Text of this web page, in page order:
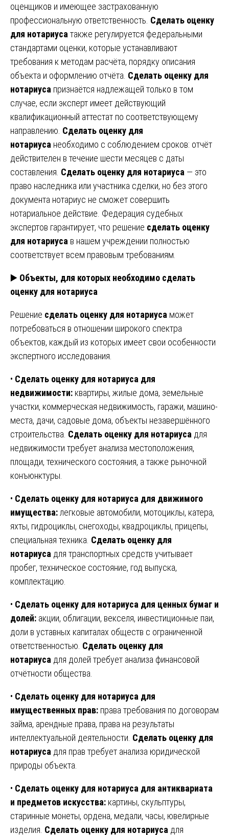
оценщиков и имеющее застрахованную
профессиональную ответственность. Сделать оценку
для нотариуса также регулируется федеральными
стандартами оценки, которые устанавливают
требования к методам расчёта, порядку описания
объекта и оформлению отчёта. Сделать оценку для
нотариуса признаётся надлежащей только в том
случае, если эксперт имеет действующий
квалификационный аттестат по соответствующему
направлению. Сделать оценку для
нотариуса необходимо с соблюдением сроков: отчёт
действителен в течение шести месяцев с даты
составления. Сделать оценку для нотариуса — это
право наследника или участника сделки, но без этого
документа нотариус не сможет совершить
нотариальное действие. Федерация судебных
экспертов гарантирует, что решение сделать оценку
для нотариуса в нашем учреждении полностью
соответствует всем правовым требованиям.
▶️ Объекты, для которых необходимо сделать
оценку для нотариуса
Решение сделать оценку для нотариуса может
потребоваться в отношении широкого спектра
объектов, каждый из которых имеет свои особенности
экспертного исследования.
• Сделать оценку для нотариуса для
недвижимости: квартиры, жилые дома, земельные
участки, коммерческая недвижимость, гаражи, машино-
места, дачи, садовые дома, объекты незавершённого
строительства. Сделать оценку для нотариуса для
недвижимости требует анализа местоположения,
площади, технического состояния, а также рыночной
конъюнктуры.
• Сделать оценку для нотариуса для движимого
имущества: легковые автомобили, мотоциклы, катера,
яхты, гидроциклы, снегоходы, квадроциклы, прицепы,
специальная техника. Сделать оценку для
нотариуса для транспортных средств учитывает
пробег, техническое состояние, год выпуска,
комплектацию.
• Сделать оценку для нотариуса для ценных бумаг и
долей: акции, облигации, векселя, инвестиционные паи,
доли в уставных капиталах обществ с ограниченной
ответственностью. Сделать оценку для
нотариуса для долей требует анализа финансовой
отчётности общества.
• Сделать оценку для нотариуса для
имущественных прав: права требования по договорам
займа, арендные права, права на результаты
интеллектуальной деятельности. Сделать оценку для
нотариуса для прав требует анализа юридической
природы объекта.
• Сделать оценку для нотариуса для антиквариата
и предметов искусства: картины, скульптуры,
старинные монеты, ордена, медали, часы, ювелирные
изделия. Сделать оценку для нотариуса для